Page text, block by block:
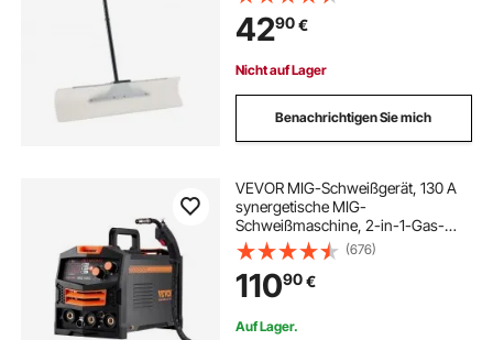
Schneeräumwerkzeug, tragbarer
Schneeschieber zum Reinigen von
Einfahrten, Treppen und Gehwegen
4290€
Nicht auf Lager
Benachrichtigen Sie mich
VEVOR MIG-Schweißgerät, 130 A
synergetische MIG-
Schweißmaschine, 2-in-1-Gas-
MIG/gasloses MIG-Fülldraht-
Mehrprozessschweißer, MIG-
Welder mit IGBT-
Wechselrichtertechnologie &
digitalem Anzeigebildschirm
(676)
11090€
Auf Lager.